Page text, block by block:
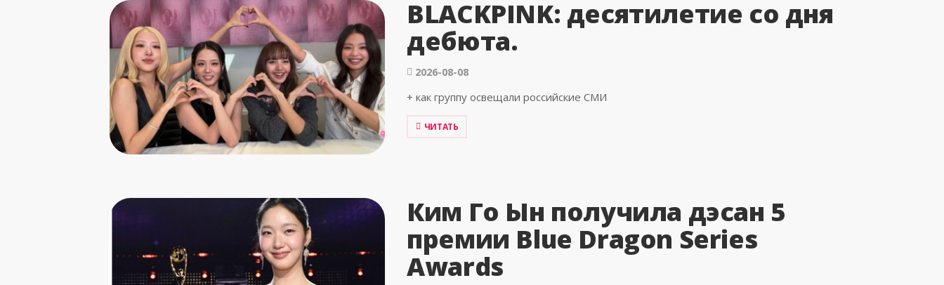
BLACKPINK: десятилетие со дня
дебюта.
2026-08-08
+ как группу освещали российские СМИ
ЧИТАТЬ
Ким Го Ын получила дэсан 5
премии Blue Dragon Series
Awards